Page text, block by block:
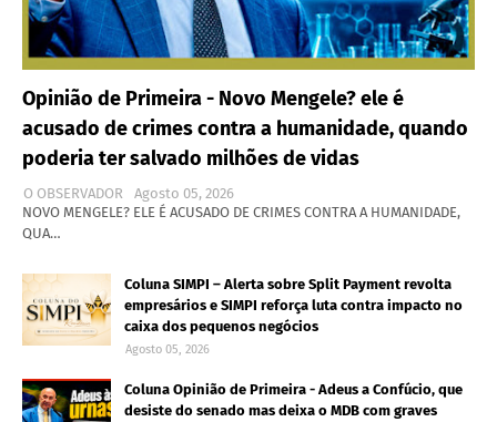
Opinião de Primeira - Novo Mengele? ele é
acusado de crimes contra a humanidade, quando
poderia ter salvado milhões de vidas
O OBSERVADOR
Agosto 05, 2026
NOVO MENGELE? ELE É ACUSADO DE CRIMES CONTRA A HUMANIDADE,
QUA…
Coluna SIMPI – Alerta sobre Split Payment revolta
empresários e SIMPI reforça luta contra impacto no
caixa dos pequenos negócios
Agosto 05, 2026
Coluna Opinião de Primeira - Adeus a Confúcio, que
desiste do senado mas deixa o MDB com graves